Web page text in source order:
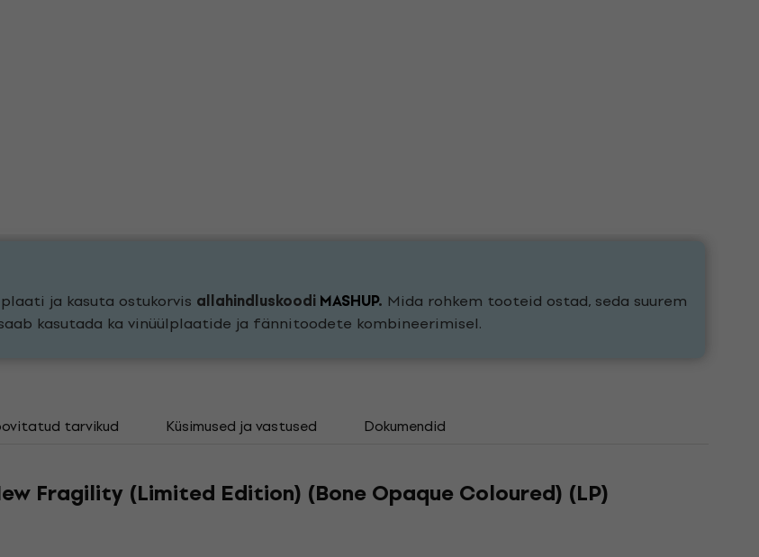
ja kasuta ostukorvis allahindluskoodiMASHUP. Mida rohkem tooteid ostad, seda suurem
kasutada ka vinüülplaatide ja fännitoodete kombineerimisel.
tarvikud Küsimused ja vastused Dokumendid
Fragility (Limited Edition) (Bone Opaque Coloured) (LP)